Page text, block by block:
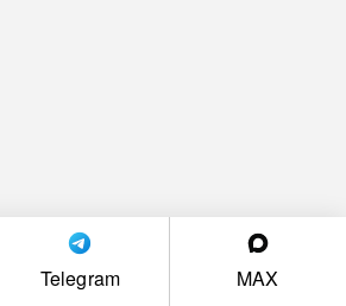
Telegram MAX